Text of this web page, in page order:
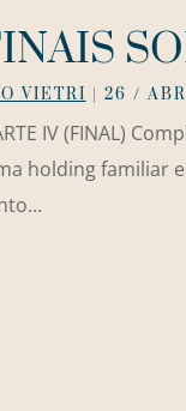
VIETRI 26 /
IV (FINAL)
holding familiar